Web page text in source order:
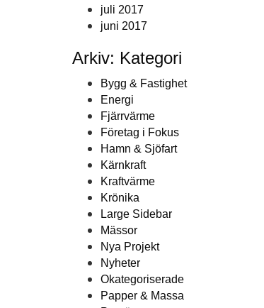
juli 2017
juni 2017
Arkiv: Kategori
Bygg & Fastighet
Energi
Fjärrvärme
Företag i Fokus
Hamn & Sjöfart
Kärnkraft
Kraftvärme
Krönika
Large Sidebar
Mässor
Nya Projekt
Nyheter
Okategoriserade
Papper & Massa